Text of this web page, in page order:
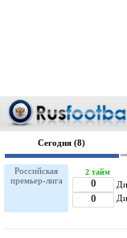
Сегодня (8)
Российская
премьер-лига
0
0
2 тайм